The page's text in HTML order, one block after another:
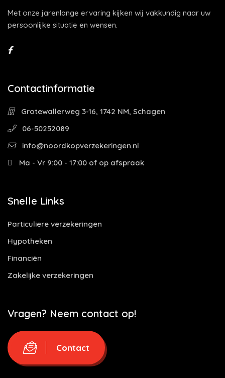
Met onze jarenlange ervaring kijken wij vakkundig naar uw
persoonlijke situatie en wensen.
Contactinformatie
Grotewallerweg 3-16, 1742 NM, Schagen
06-50252089
info@noordkopverzekeringen.nl
Ma - Vr 9:00 - 17:00 of op afspraak
Snelle Links
Particuliere verzekeringen
Hypotheken
Financiën
Zakelijke verzekeringen
Vragen? Neem contact op!
Contact